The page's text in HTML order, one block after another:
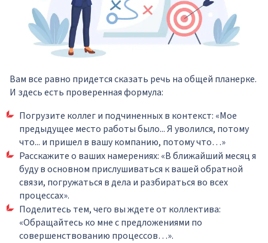
Вам все равно придется сказать речь на общей планерке.
И здесь есть проверенная формула:
Погрузите коллег и подчиненных в контекст: «Мое
предыдущее место работы было... Я уволился, потому
что... и пришел в вашу компанию, потому что…»
Расскажите о ваших намерениях: «В ближайший месяц я
буду в основном прислушиваться к вашей обратной
связи, погружаться в дела и разбираться во всех
процессах».
Поделитесь тем, чего вы ждете от коллектива:
«Обращайтесь ко мне с предложениями по
совершенствованию процессов…».